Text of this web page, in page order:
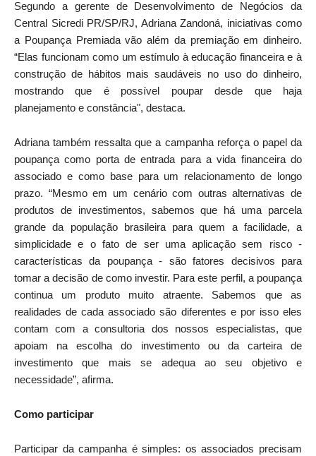
Segundo a gerente de Desenvolvimento de Negócios da
Central Sicredi PR/SP/RJ, Adriana Zandoná, iniciativas como
a Poupança Premiada vão além da premiação em dinheiro.
“Elas funcionam como um estímulo à educação financeira e à
construção de hábitos mais saudáveis no uso do dinheiro,
mostrando que é possível poupar desde que haja
planejamento e constância", destaca.
Adriana também ressalta que a campanha reforça o papel da
poupança como porta de entrada para a vida financeira do
associado e como base para um relacionamento de longo
prazo. “Mesmo em um cenário com outras alternativas de
produtos de investimentos, sabemos que há uma parcela
grande da população brasileira para quem a facilidade, a
simplicidade e o fato de ser uma aplicação sem risco -
características da poupança - são fatores decisivos para
tomar a decisão de como investir. Para este perfil, a poupança
continua um produto muito atraente. Sabemos que as
realidades de cada associado são diferentes e por isso eles
contam com a consultoria dos nossos especialistas, que
apoiam na escolha do investimento ou da carteira de
investimento que mais se adequa ao seu objetivo e
necessidade”, afirma.
Como participar
Participar da campanha é simples: os associados precisam